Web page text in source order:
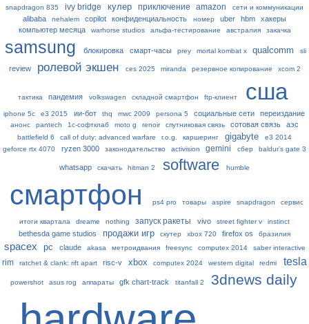
snapdragon 835
ivy bridge кулер приключение amazon сети и коммуникации
alibaba nehalem copilot конфиденциальность номер uber hbm
хакеры
компьютер месяца
warhorse studios альфа-тестирование австралия закачка
samsung блокировка смарт-часы prey mortal kombat x qualcomm sli
review ролевой экшен ces 2025 miranda резервное копирование xcom 2
тактика пандемия volkswagen складной смартфон ftp-клиент сша
iphone 5c e3 2015 ии-бот thq mwc 2009 persona 5 социальные сети переиздание
анонс pantech 1с-софтклаб moto g renoir спутниковая связь сотовая связь аэс
battlefield 6 call of duty: advanced warfare r.o.g. каршеринг gigabyte
e3 2014
geforce rtx 4070
ryzen 3000 законодательство activision gemini сбер baldur’s gate 3
whatsapp скачать hitman 2 software humble
смартфон ps4 pro товары aspire snapdragon сервис
итоги квартала dreame nothing запуск ракеты vivo street fighter v instinct
bethesda game studios продажи игр скутер xbox 720 firefox os бразилия
spacex рс claude akasa метроидвания freesync computex 2014 saber interactive
rim ratchet & clank: rift apart risc-v xbox computex 2024 western digital redmi tesla
powershot asus rog аппараты gfk chart-track titanfall 2 3dnews daily